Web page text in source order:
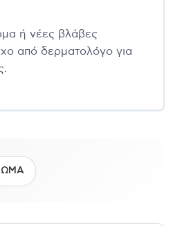
ή νέες βλάβες
από δερματολόγο για